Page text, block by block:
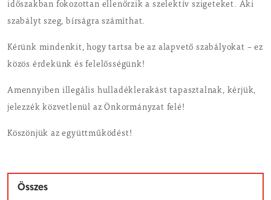
időszakban fokozottan ellenőrzik a szelektív szigeteket. Aki
szabályt szeg, bírságra számíthat.
Kérünk mindenkit, hogy tartsa be az alapvető szabályokat – ez
közös érdekünk és felelősségünk!
Amennyiben illegális hulladéklerakást tapasztalnak, kérjük,
jelezzék közvetlenül az Önkormányzat felé!
Köszönjük az együttműködést!
Összes